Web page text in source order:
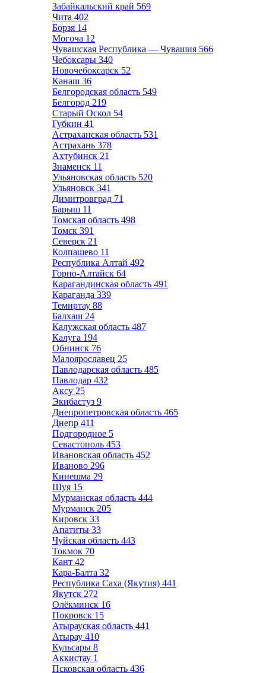
Забайкальский край 569
Чита 402
Борзя 14
Могоча 12
Чувашская Республика — Чувашия 566
Чебоксары 340
Новочебоксарск 52
Канаш 36
Белгородская область 549
Белгород 219
Старый Оскол 54
Губкин 41
Астраханская область 531
Астрахань 378
Ахтубинск 21
Знаменск 11
Ульяновская область 520
Ульяновск 341
Димитровград 71
Барыш 11
Томская область 498
Томск 391
Северск 21
Колпашево 11
Республика Алтай 492
Горно-Алтайск 64
Карагандинская область 491
Караганда 339
Темиртау 88
Балхаш 24
Калужская область 487
Калуга 194
Обнинск 76
Малоярославец 25
Павлодарская область 485
Павлодар 432
Аксу 25
Экибастуз 9
Днепропетровская область 465
Днепр 411
Подгородное 5
Севастополь 453
Ивановская область 452
Иваново 296
Кинешма 29
Шуя 15
Мурманская область 444
Мурманск 205
Кировск 33
Апатиты 33
Чуйская область 443
Токмок 70
Кант 42
Кара-Балта 32
Республика Саха (Якутия) 441
Якутск 272
Олёкминск 16
Покровск 15
Атырауская область 441
Атырау 410
Кульсары 8
Аккистау 1
Псковская область 436